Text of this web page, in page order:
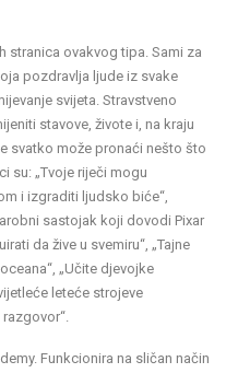
stranica ovakvog tipa. Sami za
pozdravlja ljude iz svake
svijeta. Stravstveno
stavove, živote i, na kraju
svatko može pronaći nešto što
su: „Tvoje riječi mogu
i izgraditi ljudsko biće“,
sastojak koji dovodi Pixar
da žive u svemiru“, „Tajne
„Učite djevojke
leteće strojeve
. Funkcionira na sličan način